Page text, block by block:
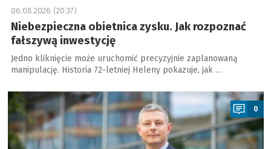
06.08.2026 (20:37)
Niebezpieczna obietnica zysku. Jak rozpoznać
fałszywą inwestycję
Jedno kliknięcie może uruchomić precyzyjnie zaplanowaną
manipulację. Historia 72-letniej Heleny pokazuje, jak …
a
0